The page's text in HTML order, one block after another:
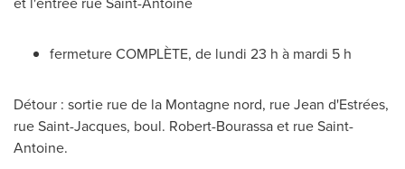
fermeture COMPLÈTE, de lundi 23 h à mardi 5 h
Détour : sortie rue de la Montagne nord, rue Jean d'Estrées,
rueSaint-Jacques, boul. Robert-Bourassa et rueSaint-
Antoine.